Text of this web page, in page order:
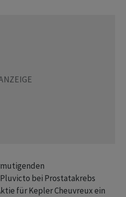
bei Prostatakrebs
für Kepler Cheuvreux ein